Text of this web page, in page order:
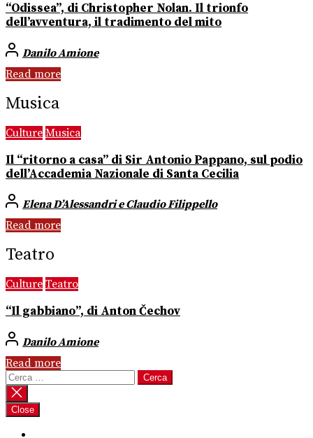
“Odissea”, di Christopher Nolan. Il trionfo
dell’avventura, il tradimento del mito
Danilo Amione
Read more
Musica
Culture Musica
Il “ritorno a casa” di Sir Antonio Pappano, sul podio
dell’Accademia Nazionale di Santa Cecilia
Elena D’Alessandri e Claudio Filippello
Read more
Teatro
Culture Teatro
“Il gabbiano”, di Anton Čechov
Danilo Amione
Read more
Ricerca
per:
Close